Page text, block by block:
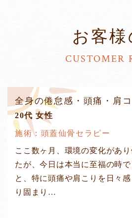
お客様
CUSTOMER
全身の倦怠感・頭痛・肩
20代 女性
施術：頭蓋仙骨セラピー
ここ数ヶ月、環境の変化があ
たが、今日は本当に至福の時
と、特に頭痛や肩こりを日々
り固まり…